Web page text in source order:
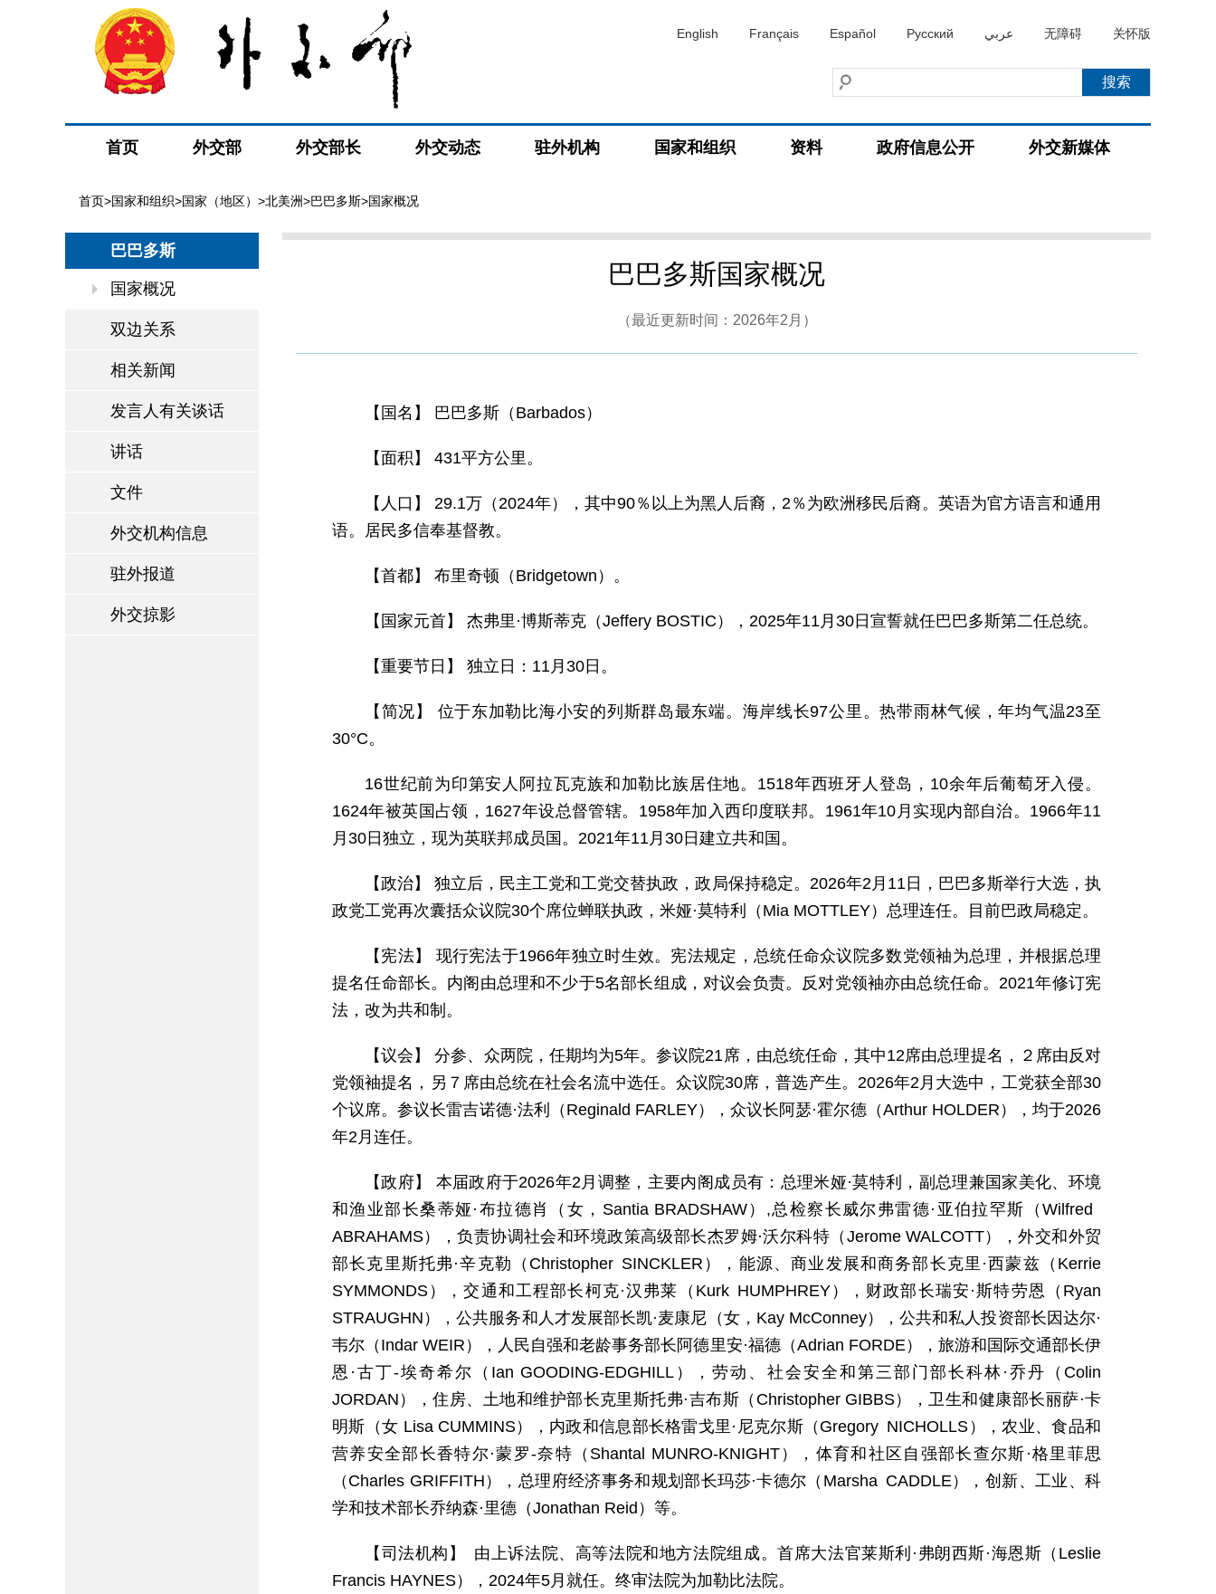
English Français Español Русский عربي 无障碍 关怀版
首页 外交部 外交部长 外交动态 驻外机构 国家和组织 资料 政府信息公开 外交新媒体
首页>国家和组织>国家（地区） >北美洲>巴巴多斯>国家概况
巴巴多斯
国家概况
双边关系
相关新闻
发言人有关谈话
讲话
文件
外交机构信息
驻外报道
外交掠影
巴巴多斯国家概况
（最近更新时间：2026年2月）
【国名】 巴巴多斯（Barbados）
【面积】 431平方公里。
【人口】 29.1万（2024年），其中90％以上为黑人后裔，2％为欧洲移民后裔。英语为官方语言和通用
语。居民多信奉基督教。
【首都】 布里奇顿（Bridgetown）。
【国家元首】 杰弗里·博斯蒂克（Jeffery BOSTIC），2025年11月30日宣誓就任巴巴多斯第二任总统。
【重要节日】 独立日：11月30日。
【简况】 位于东加勒比海小安的列斯群岛最东端。海岸线长97公里。热带雨林气候，年均气温23至
30°C。
16世纪前为印第安人阿拉瓦克族和加勒比族居住地。1518年西班牙人登岛，10余年后葡萄牙入侵。
1624年被英国占领，1627年设总督管辖。1958年加入西印度联邦。1961年10月实现内部自治。1966年11
月30日独立，现为英联邦成员国。2021年11月30日建立共和国。
【政治】 独立后，民主工党和工党交替执政，政局保持稳定。2026年2月11日，巴巴多斯举行大选，执
政党工党再次囊括众议院30个席位蝉联执政，米娅·莫特利（Mia MOTTLEY）总理连任。目前巴政局稳定。
【宪法】 现行宪法于1966年独立时生效。宪法规定，总统任命众议院多数党领袖为总理，并根据总理
提名任命部长。内阁由总理和不少于5名部长组成，对议会负责。反对党领袖亦由总统任命。2021年修订宪
法，改为共和制。
【议会】 分参、众两院，任期均为5年。参议院21席，由总统任命，其中12席由总理提名，２席由反对
党领袖提名，另７席由总统在社会名流中选任。众议院30席，普选产生。2026年2月大选中，工党获全部30
个议席。参议长雷吉诺德·法利（Reginald FARLEY），众议长阿瑟·霍尔德（Arthur HOLDER），均于2026
年2月连任。
【政府】 本届政府于2026年2月调整，主要内阁成员有：总理米娅·莫特利，副总理兼国家美化、环境
和渔业部长桑蒂娅·布拉德肖（女，Santia BRADSHAW）,总检察长威尔弗雷德·亚伯拉罕斯（Wilfred
ABRAHAMS），负责协调社会和环境政策高级部长杰罗姆·沃尔科特（Jerome WALCOTT），外交和外贸
部长克里斯托弗·辛克勒（Christopher SINCKLER），能源、商业发展和商务部长克里·西蒙兹（Kerrie
SYMMONDS），交通和工程部长柯克·汉弗莱（Kurk HUMPHREY），财政部长瑞安·斯特劳恩（Ryan
STRAUGHN），公共服务和人才发展部长凯·麦康尼（女，Kay McConney），公共和私人投资部长因达尔·
韦尔（Indar WEIR），人民自强和老龄事务部长阿德里安·福德（Adrian FORDE），旅游和国际交通部长伊
恩·古丁-埃奇希尔（Ian GOODING-EDGHILL），劳动、社会安全和第三部门部长科林·乔丹（Colin
JORDAN），住房、土地和维护部长克里斯托弗·吉布斯（Christopher GIBBS），卫生和健康部长丽萨·卡
明斯（女 Lisa CUMMINS），内政和信息部长格雷戈里·尼克尔斯（Gregory NICHOLLS），农业、食品和
营养安全部长香特尔·蒙罗-奈特（Shantal MUNRO-KNIGHT），体育和社区自强部长查尔斯·格里菲思
（Charles GRIFFITH），总理府经济事务和规划部长玛莎·卡德尔（Marsha CADDLE），创新、工业、科
学和技术部长乔纳森·里德（Jonathan Reid）等。
【司法机构】 由上诉法院、高等法院和地方法院组成。首席大法官莱斯利·弗朗西斯·海恩斯（Leslie
Francis HAYNES），2024年5月就任。终审法院为加勒比法院。